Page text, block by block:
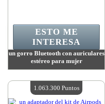
un gorro Bluetooth con auriculares
estéreo para mujer
Cantidad disponible:4
ESTO ME
INTERESA
1.063.300 Puntos